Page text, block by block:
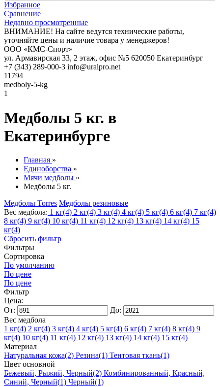
Избранное
Сравнение
Недавно просмотренные
ВНИМАНИЕ! На сайте ведутся технические работы,
уточняйте цены и наличие товара у менеджеров!
ООО «КМС-Спорт»
ул. Армавирская 33, 2 этаж, офис №5 620050 Екатеринбург
+7 (343) 289-000-3 info@uralpro.net
11794
medboly-5-kg
1
Медболы 5 кг. в
Екатеринбурге
Главная »
Единоборства »
Мячи медболы »
Медболы 5 кг.
Медболы Torres Медболы резиновые
Вес медбола: 1 кг(4) 2 кг(4) 3 кг(4) 4 кг(4) 5 кг(4) 6 кг(4) 7 кг(4)
8 кг(4) 9 кг(4) 10 кг(4) 11 кг(4) 12 кг(4) 13 кг(4) 14 кг(4) 15
кг(4)
Сбросить фильтр
Фильтры
Сортировка
По умолчанию
По цене
По цене
Фильтр
Цена:
От:
До:
Вес медбола
1 кг(4) 2 кг(4) 3 кг(4) 4 кг(4) 5 кг(4) 6 кг(4) 7 кг(4) 8 кг(4) 9
кг(4) 10 кг(4) 11 кг(4) 12 кг(4) 13 кг(4) 14 кг(4) 15 кг(4)
Материал
Натуральная кожа(2) Резина(1) Тентовая ткань(1)
Цвет основной
Бежевый, Рыжий, Черный(2) Комбинированный, Красный,
Синий, Черный(1) Черный(1)